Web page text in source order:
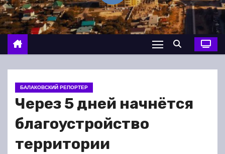
о
м
у
БАЛАКОВСКИЙ РЕПОРТЕР
Через 5 дней начнётся
благоустройство
территории